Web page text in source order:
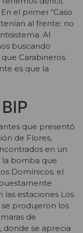
el primer “Caso
al frente; no
Al
buscando
Carabineros
es que la
que presentó
de Flores,
en un
la bomba que
Domínicos; el
las estaciones Los
produjeron los
de
donde se aprecia